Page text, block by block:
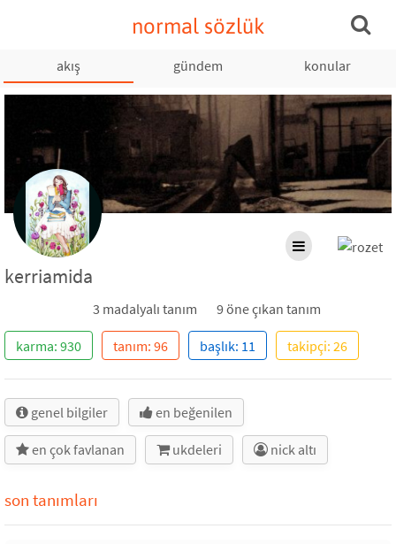
normal sözlük
akış gündem konular
kerriamida
3 madalyalı tanım 9 öne çıkan tanım
karma: 930 tanım: 96 başlık: 11 takipçi: 26
genel bilgiler en beğenilen
en çok favlanan ukdeleri nick altı
son tanımları